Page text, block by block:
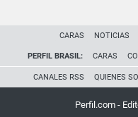
CARAS NOTICIAS
PERFIL BRASIL: CARAS
CANALES RSS QUIENES
Perfil.com -